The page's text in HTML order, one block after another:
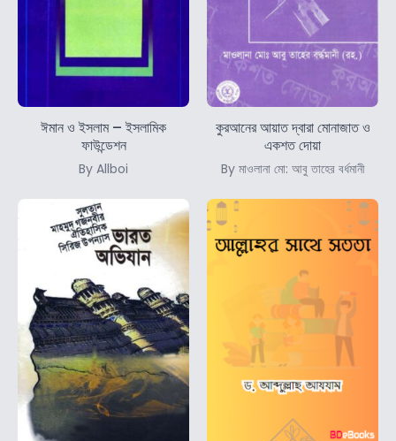
ঈমান ও ইসলাম – ইসলামিক
ফাউন্ডেশন
By Allboi
কুরআনের আয়াত দ্বারা মোনাজাত ও
একশত দোয়া
By মাওলানা মো: আবু তাহের বর্ধমানী